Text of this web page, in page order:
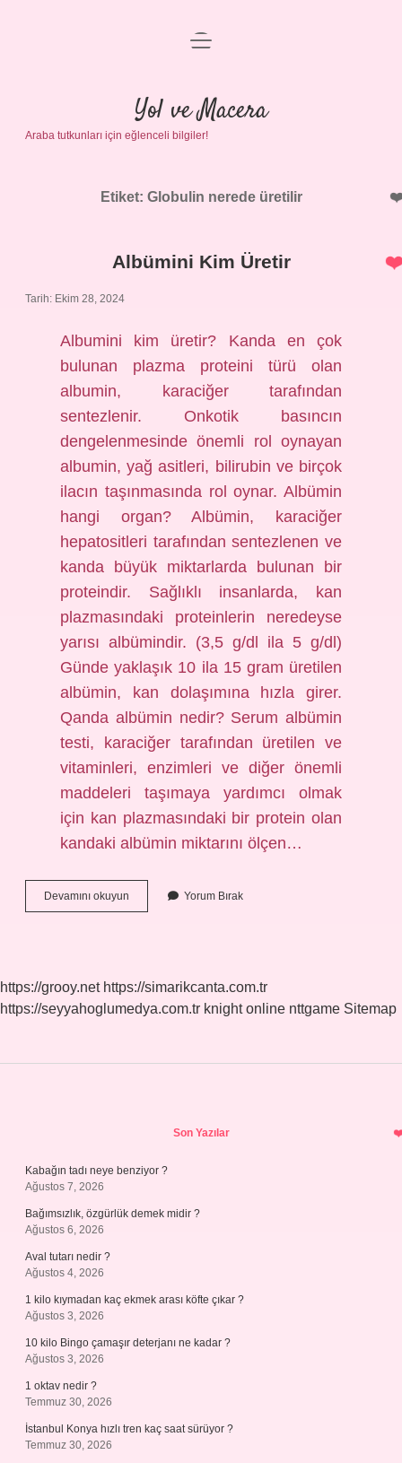
Anasayfa
Gizlilik Politikası
Yasal Uyarı
menüyü
Yol ve Macera
Araba tutkunları için eğlenceli bilgiler!
Etiket: Globulin nerede üretilir
Albümini Kim Üretir
Tarih: Ekim 28, 2024
Albumini kim üretir? Kanda en çok
bulunan plazma proteini türü olan
albumin, karaciğer tarafından
sentezlenir. Onkotik basıncın
dengelenmesinde önemli rol oynayan
albumin, yağ asitleri, bilirubin ve birçok
ilacın taşınmasında rol oynar. Albümin
hangi organ? Albümin, karaciğer
hepatositleri tarafından sentezlenen ve
kanda büyük miktarlarda bulunan bir
proteindir. Sağlıklı insanlarda, kan
plazmasındaki proteinlerin neredeyse
yarısı albümindir. (3,5 g/dl ila 5 g/dl)
Günde yaklaşık 10 ila 15 gram üretilen
albümin, kan dolaşımına hızla girer.
Qanda albümin nedir? Serum albümin
testi, karaciğer tarafından üretilen ve
vitaminleri, enzimleri ve diğer önemli
maddeleri taşımaya yardımcı olmak
için kan plazmasındaki bir protein olan
kandaki albümin miktarını ölçen…
Devamını okuyun Albümini
Kim
Yorum Bırak
https://grooy.net https://simarikcanta.com.tr
https://seyyahoglumedya.com.tr knight online nttgame Sitemap
Son Yazılar
Kabağın tadı neye benziyor ?
Ağustos 7, 2026
Bağımsızlık, özgürlük demek midir ?
Ağustos 6, 2026
Aval tutarı nedir ?
Ağustos 4, 2026
1 kilo kıymadan kaç ekmek arası köfte çıkar ?
Ağustos 3, 2026
10 kilo Bingo çamaşır deterjanı ne kadar ?
Ağustos 3, 2026
1 oktav nedir ?
Temmuz 30, 2026
İstanbul Konya hızlı tren kaç saat sürüyor ?
Temmuz 30, 2026